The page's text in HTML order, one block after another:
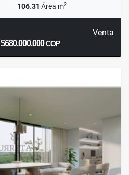
106.31 Área m2
Venta
$680.000.000COP